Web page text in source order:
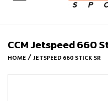
CCM Jetspeed 660
HOME /JETSPEED 660 STICK SR